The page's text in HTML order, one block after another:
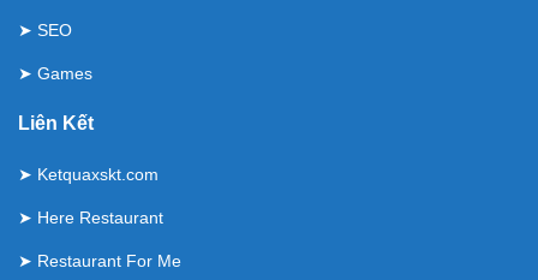
➤ SEO
➤ Games
Liên Kết
➤ Ketquaxskt.com
➤ Here Restaurant
➤ Restaurant For Me